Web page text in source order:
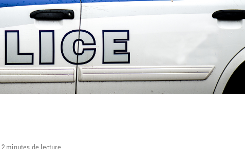
2 minutes de lecture